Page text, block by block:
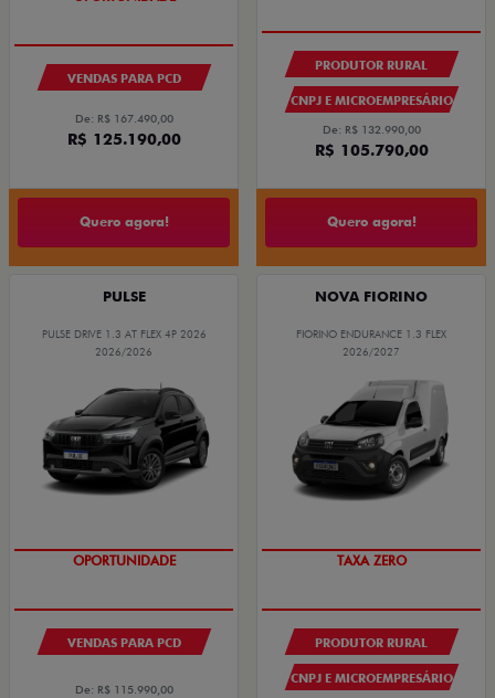
VENDAS PARA PCD
De: R$ 167.490,00
R$ 125.190,00
Quero agora!
PRODUTOR RURAL
CNPJ E MICROEMPRESÁRIO
De: R$ 132.990,00
R$ 105.790,00
Quero agora!
PULSE
PULSE DRIVE 1.3 AT FLEX 4P 2026
2026/2026
OPORTUNIDADE
VENDAS PARA PCD
De: R$ 115.990,00
NOVA FIORINO
FIORINO ENDURANCE 1.3 FLEX
2026/2027
TAXA ZERO
PRODUTOR RURAL
CNPJ E MICROEMPRESÁRIO